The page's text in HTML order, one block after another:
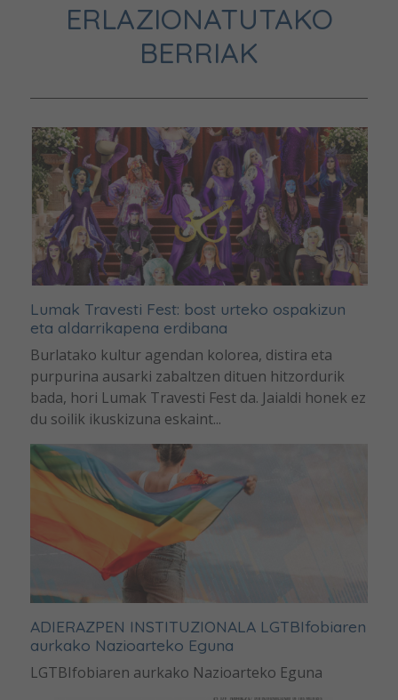
ERLAZIONATUTAKO
BERRIAK
Lumak Travesti Fest: bost urteko ospakizun
eta aldarrikapena erdibana
Burlatako kultur agendan kolorea, distira eta
purpurina ausarki zabaltzen dituen hitzordurik
bada, hori Lumak Travesti Fest da. Jaialdi honek ez
du soilik ikuskizuna eskaint...
ADIERAZPEN INSTITUZIONALA LGTBIfobiaren
aurkako Nazioarteko Eguna
LGTBIfobiaren aurkako Nazioarteko Eguna